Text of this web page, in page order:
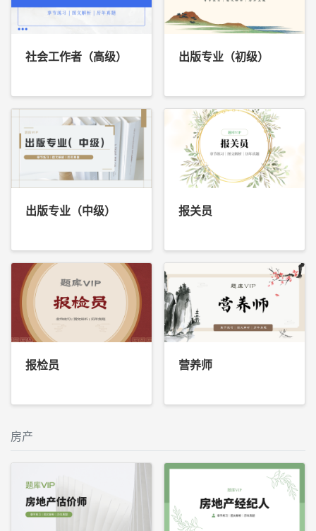
社会工作者（高级） 出版专业（初级）
出版专业（中级） 报关员
报检员 营养师
房产